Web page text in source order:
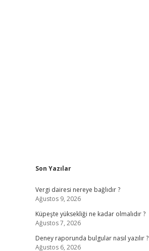
Sidebar
Son Yazılar
Vergi dairesi nereye bağlıdır ?
Ağustos 9, 2026
Küpeşte yüksekliği ne kadar olmalıdır ?
Ağustos 7, 2026
Deney raporunda bulgular nasıl yazılır ?
Ağustos 6, 2026